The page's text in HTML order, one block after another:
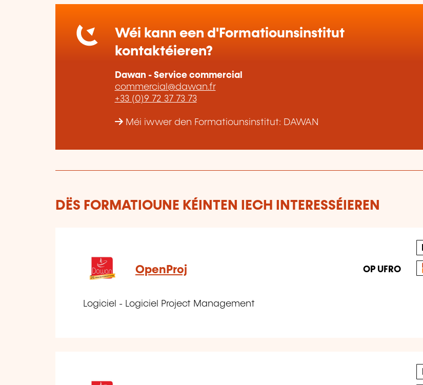
Wéi kann een d'Formatiounsinstitut
kontaktéieren?
Dawan - Service commercial
commercial@dawan.fr
+33 (0)9 72 37 73 73
Méi iwwer den Formatiounsinstitut: DAWAN
DËS FORMATIOUNE KÉINTEN IECH INTERESSÉIEREN
OpenProj OP UFRO
Logiciel - Logiciel Project Management